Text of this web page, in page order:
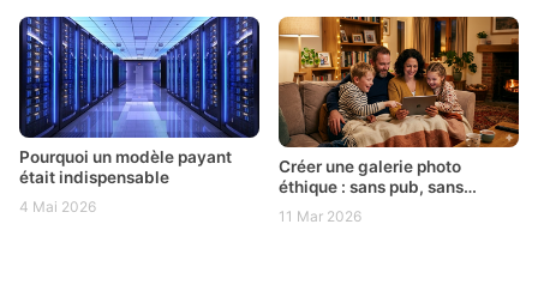
Pourquoi un modèle payant
était indispensable
4 Mai 2026
Créer une galerie photo
éthique : sans pub, sans
tracking
11 Mar 2026